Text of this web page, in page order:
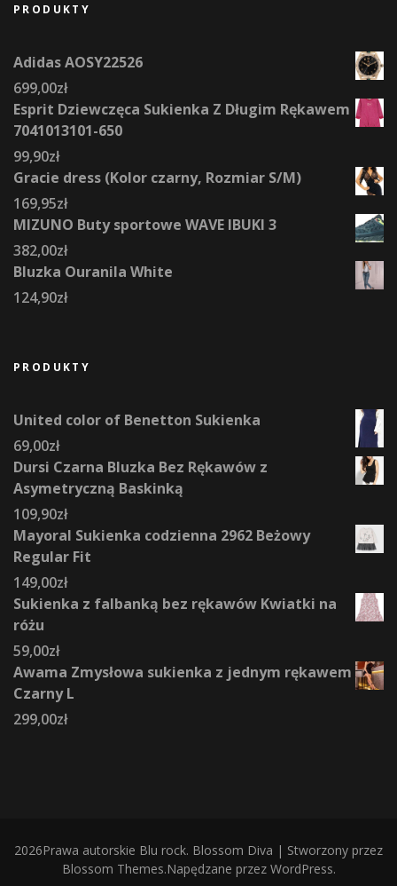
PRODUKTY
Adidas AOSY22526
699,00zł
Esprit Dziewczęca Sukienka Z Długim Rękawem
7041013101-650
99,90zł
Gracie dress (Kolor czarny, Rozmiar S/M)
169,95zł
MIZUNO Buty sportowe WAVE IBUKI 3
382,00zł
Bluzka Ouranila White
124,90zł
PRODUKTY
United color of Benetton Sukienka
69,00zł
Dursi Czarna Bluzka Bez Rękawów z
Asymetryczną Baskinką
109,90zł
Mayoral Sukienka codzienna 2962 Beżowy
Regular Fit
149,00zł
Sukienka z falbanką bez rękawów Kwiatki na
różu
59,00zł
Awama Zmysłowa sukienka z jednym rękawem
Czarny L
299,00zł
2026Prawa autorskie Blu rock. Blossom Diva | Stworzony przez
Blossom Themes.Napędzane przez WordPress.